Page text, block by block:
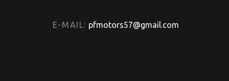
E-MAIL: pfmotors57@gmail.com